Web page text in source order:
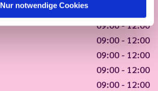
Nur notwendige Cookies
09:00 - 12:00
09:00 - 12:00
09:00 - 12:00
09:00 - 12:00
09:00 - 12:00